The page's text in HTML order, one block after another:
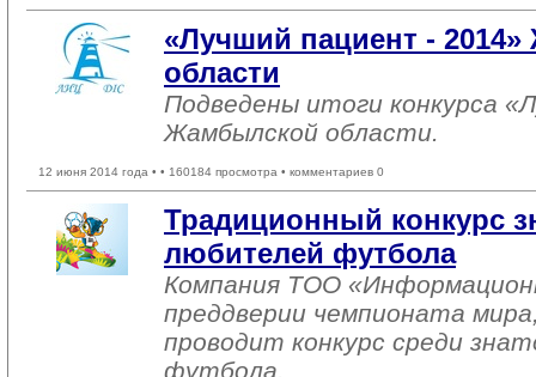
«Лучший пациент -
области
Подведены итоги конкурса
Жамбылской области.
12 июня 2014 года • • 160184 просмотра • комментариев 0
Традиционный конкурс
любителей футбола
Компания ТОО
преддверии чемпионата
проводит конкурс среди
футбола.